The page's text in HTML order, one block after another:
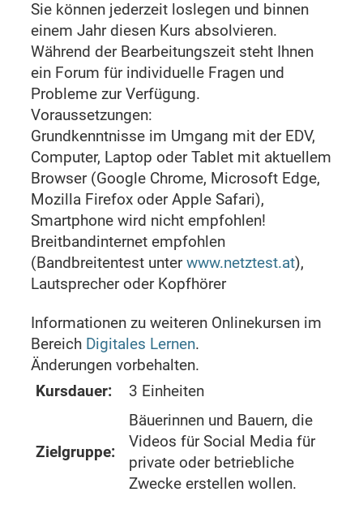
Sie können jederzeit loslegen und binnen
einem Jahr diesen Kurs absolvieren.
Während der Bearbeitungszeit steht Ihnen
ein Forum für individuelle Fragen und
Probleme zur Verfügung.
Voraussetzungen:
Grundkenntnisse im Umgang mit der EDV,
Computer, Laptop oder Tablet mit aktuellem
Browser (Google Chrome, Microsoft Edge,
Mozilla Firefox oder Apple Safari),
Smartphone wird nicht empfohlen!
Breitbandinternet empfohlen
(Bandbreitentest unterwww.netztest.at),
Lautsprecher oder Kopfhörer
Informationen zu weiteren Onlinekursen im
Bereich Digitales Lernen.
Änderungen vorbehalten.
Kursdauer:
3 Einheiten
Zielgruppe:
Bäuerinnen und Bauern, die
Videos für Social Media für
private oder betriebliche
Zwecke erstellen wollen.